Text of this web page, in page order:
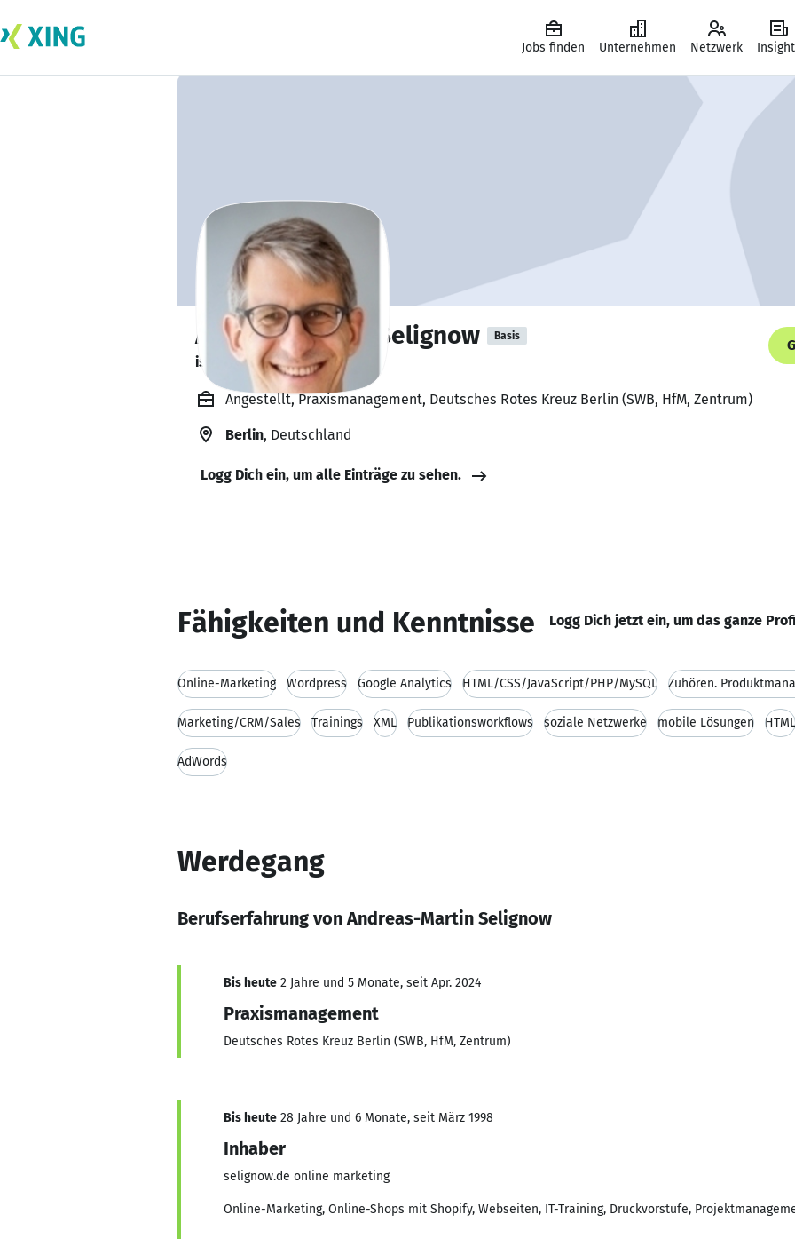
Jobs finden Unternehmen Netzwerk
Andreas-Martin Selignow Basis
ist zurzeit gebucht.
Angestellt, Praxismanagement, Deutsches Rotes Kreuz Berlin (SWB, HfM, Zentrum)
Berlin, Deutschland
Logg Dich ein, um alle Einträge zu sehen.
Fähigkeiten und Kenntnisse Logg Dich jetzt ein, um das ganze
Online-Marketing Wordpress Google Analytics HTML/CSS/JavaScript/PHP/MySQL Zuhören.
Marketing/CRM/Sales Trainings XML Publikationsworkflows soziale Netzwerke mobile Lösungen HTML
AdWords
Werdegang
Berufserfahrung von Andreas-Martin Selignow
Bis heute 2 Jahre und 5 Monate, seit Apr. 2024
Praxismanagement
Deutsches Rotes Kreuz Berlin (SWB, HfM, Zentrum)
Bis heute 28 Jahre und 6 Monate, seit März 1998
Inhaber
selignow.de online marketing
Online-Marketing, Online-Shops mit Shopify, Webseiten, IT-Training, Druckvorstufe,